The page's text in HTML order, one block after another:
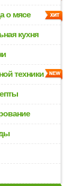
о мясе
кухня
техники